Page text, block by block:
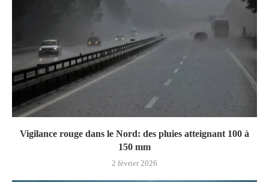
Vigilance rouge dans le Nord: des pluies atteignant 100 à
150 mm
2 février 2026